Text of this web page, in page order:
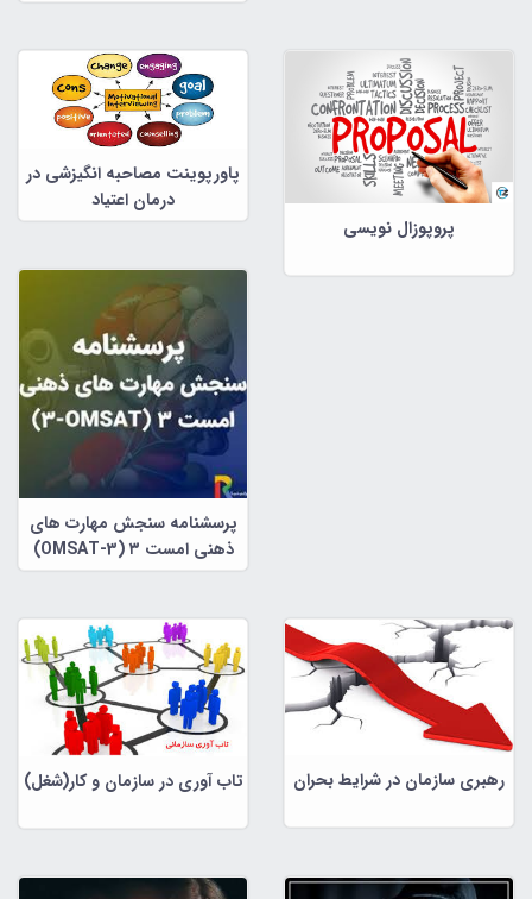
مشاوره و علوم تربیتی
پروپوزال نویسی
پاورپوینت مصاحبه انگیزشی در
درمان اعتیاد
پرسشنامه سنجش مهارت های
ذهنی امست ۳ (OMSAT-3)
رهبری سازمان در شرایط بحران تاب آوری در سازمان و کار(شغل)